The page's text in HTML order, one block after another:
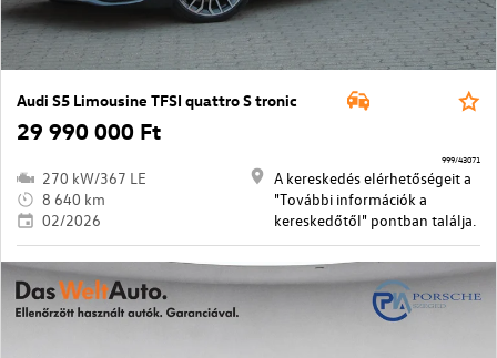
Audi S5 Limousine TFSI quattro S tronic
29 990 000 Ft
270 kW/367 LE
8 640 km
02/2026
A kereskedés elérhetőségeit a
"További információk a
kereskedőtől" pontban találja.
999/43071